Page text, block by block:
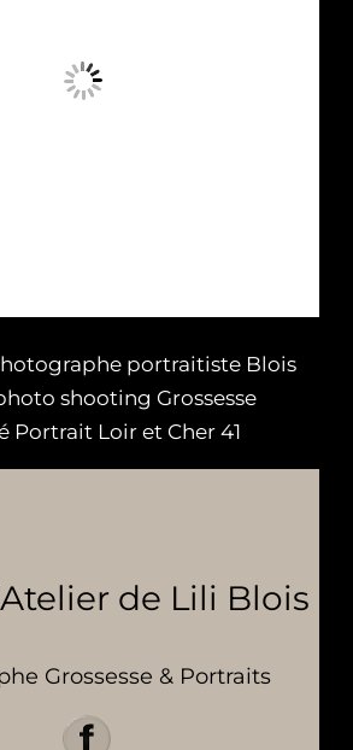
portraitiste Blois
shooting Grossesse
Portrait Loir et Cher 41
de Lili Blois
Grossesse & Portraits